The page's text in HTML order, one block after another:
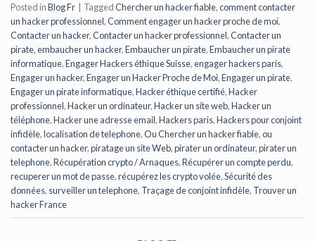
Posted inBlog Fr TaggedChercher un hacker fiable,comment contacter
un hacker professionnel,Comment engager un hacker proche de moi,
Contacter un hacker,Contacter un hacker professionnel,Contacter un
pirate,embaucher un hacker,Embaucher un pirate,Embaucher un pirate
informatique,Engager Hackers éthique Suisse,engager hackers paris,
Engager un hacker,Engager un Hacker Proche de Moi,Engager un pirate,
Engager un pirate informatique,Hacker éthique certifié,Hacker
professionnel,Hacker un ordinateur,Hacker un site web,Hacker un
téléphone,Hacker une adresse email,Hackers paris,Hackers pour conjoint
infidèle,localisation de telephone,Ou Chercher un hacker fiable,ou
contacter un hacker,piratage un site Web,pirater un ordinateur,pirater un
telephone,Récupération crypto / Arnaques,Récupérer un compte perdu,
recuperer un mot de passe,récupérez les crypto volée,Sécurité des
données, surveiller un telephone, Traçage de conjoint infidèle, Trouver un
hacker France